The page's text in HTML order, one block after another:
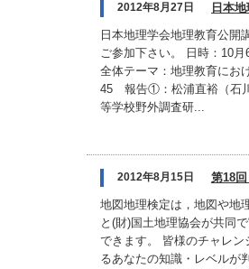
2012年8月27日
日本
日本地理学会地理教育公開
ご参加下さい。 日時：10
全体テーマ：地理教育にお
45 報告①：松浦直裕（石川
等学校野外調査研...
2012年8月15日
第18
地図地理検定は，地図や地
と(財)国土地理協会が共同
できます。 皆様のチャレ
るあなたの知識・レベルが